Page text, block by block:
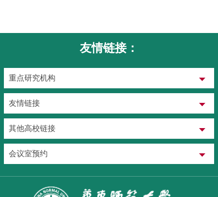
友情链接：
重点研究机构
友情链接
其他高校链接
会议室预约